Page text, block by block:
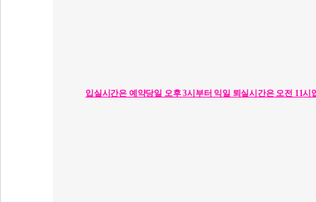
입실시간은 예약당일 오후 3시부터 익일 퇴실시간은오전 11시